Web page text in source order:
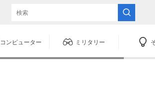
コンピューター ミリタリー